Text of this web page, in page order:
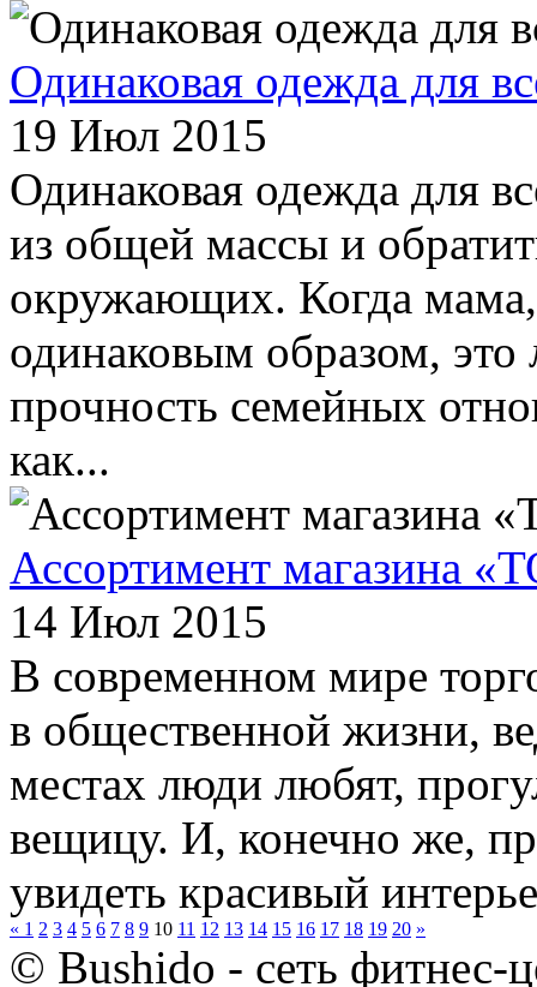
Одинаковая одежда для
19 Июл 2015
Одинаковая одежда для
из общей массы и
окружающих. Когда
одинаковым образом, это
прочность семейных
как...
Ассортимент магазина
14 Июл 2015
В современном мире
в общественной жизни,
местах люди любят,
вещицу. И, конечно же,
увидеть красивый
« 1 2 3 4 5 6 7 8 9 10 11 12 13 14 15 16 17 18 19 20 »
© Bushido - сеть фитнес-